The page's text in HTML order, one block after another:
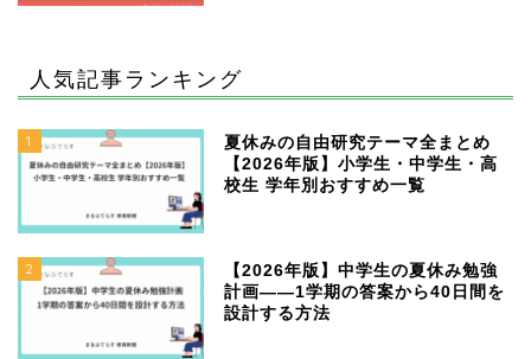
人気記事ランキング
1
夏休みの自由研究テーマ全まとめ
【2026年版】小学生・中学生・高
校生 学年別おすすめ一覧
2
【2026年版】中学生の夏休み勉強
計画——1学期の答案から40日間を
設計する方法